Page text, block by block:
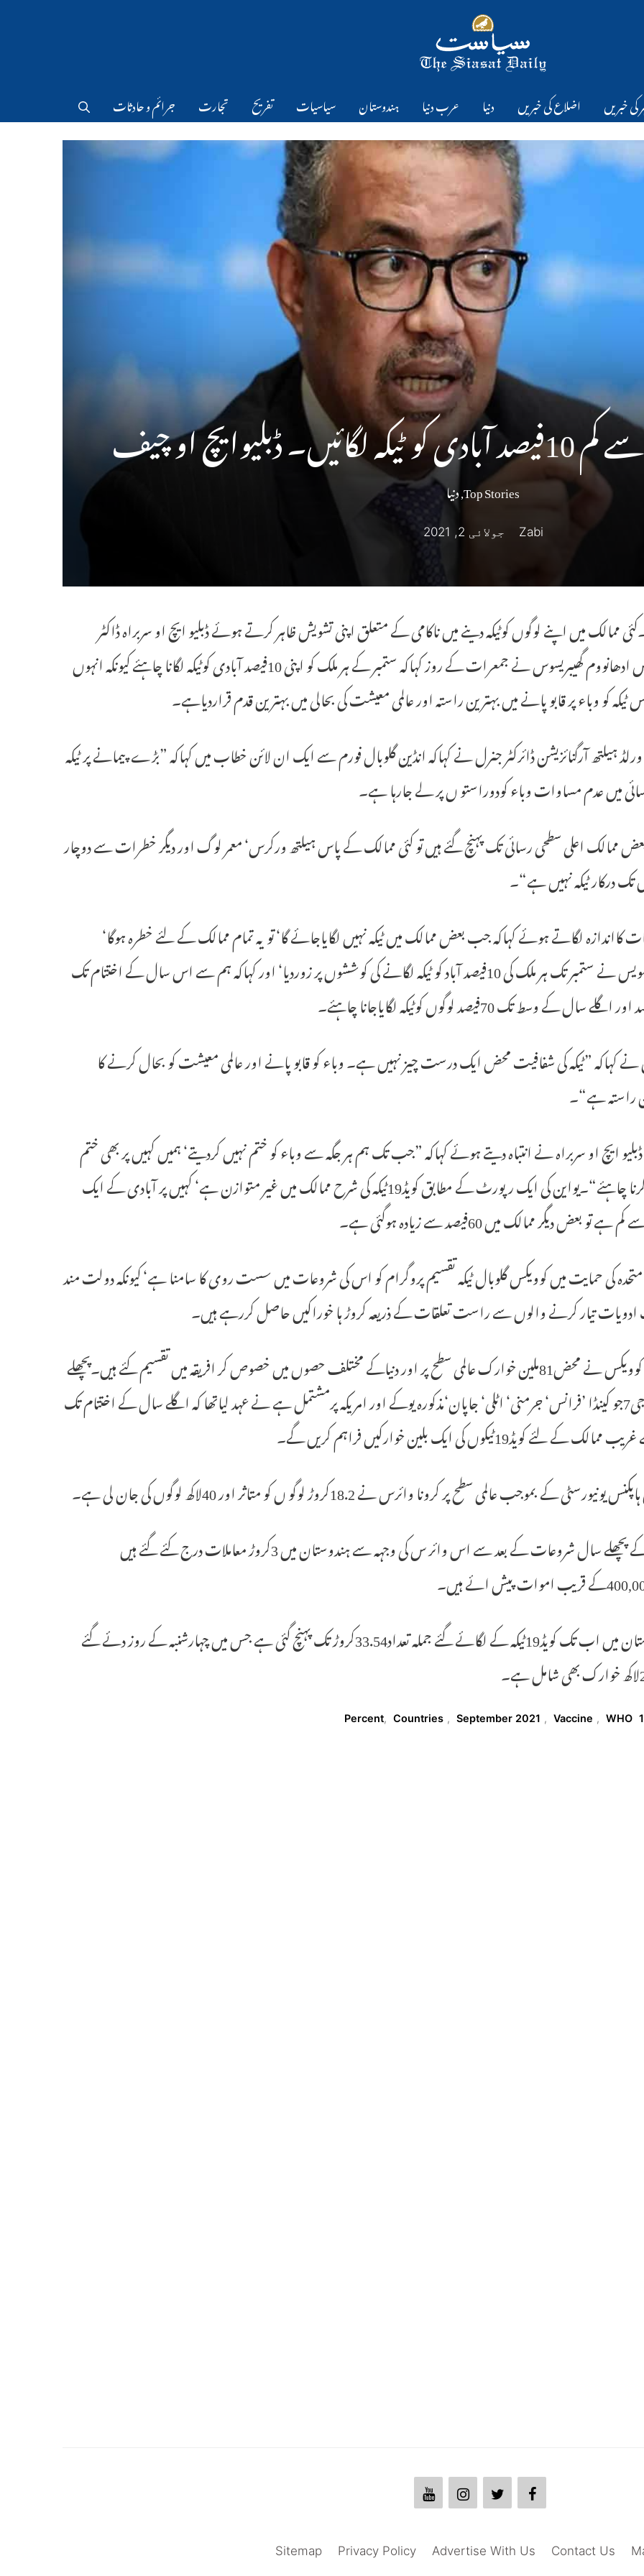
کی خبریں اضلاع کی خبریں دنیا عرب دنیا ہندوستان سیاسیات تفریح تجارت جرائم و حادثات
او چیف
Top Stories
,دنیا
Zabi جولائی 2, 2021
ممالک میں اپنے لوگوں کوٹیکہ دینے میں ناکامی کے متعلق اپنی تشویش ظاہر کرتے ہوئے ڈبلیو ایچ او سربراہ ڈاکٹر
ٹیڈروس ادھانووم گھیبریسوس نے جمعرات کے روز کہاکہ ستمبر کے ہر ملک کو اپنی 10فیصد آبادی کوٹیکہ لگانا چاہئے کیونکہ انہوں
کو وباء پر قابو پانے میں بہترین راستہ اور عالمی معیشت کی بحالی میں بہترین قدم قراردیاہے۔
ورلڈ ہیلتھ آرگنائزیشن ڈائرکٹر جنرل نے کہاکہ انڈین گلوبال فورم سے ایک ان لائن خطاب میں کہاکہ ”بڑے پیمانے پر ٹیکہ
میں عدم مساوات وباء کودوراستو ں پر لے جارہا ہے۔
ممالک اعلی سطحی رسائی تک پہنچ گئے ہیں تو کئی ممالک کے پاس ہیلتھ ورکرس‘ معمر لوگ اور دیگر خطرات سے دوچار
درکار ٹیکہ نہیں ہے“۔
کااندازہ لگاتے ہوئے کہاکہ جب بعض ممالک میں ٹیکہ نہیں لگایاجائے گا‘ تو یہ تمام ممالک کے لئے خطرہ ہوگا‘
گھیبریسویس نے ستمبر تک ہر ملک کی 10فیصد آباد کو ٹیکہ لگانے کی کوششوں پر زوردیا‘ اور کہاکہ ہم سے اس سال کے اختتام تک
کہاکہ ”ٹیکہ کی شفافیت محض ایک درست چیز نہیں ہے۔ وباء کو قابو پانے اور عالمی معیشت کو بحال کرنے کا
راستہ ہے“۔
ڈبلیو ایچ او سربراہ نے انتباہ دیتے ہوئے کہاکہ ”جب تک ہم ہر جگہ سے وباء کو ختم نہیں کردیتے‘ ہمیں کہیں پر بھی ختم
نہیں کرنا چاہئے“۔یواین کی ایک رپورٹ کے مطابق کویڈ19ٹیکہ کی شرح ممالک میں غیر متوازن ہے‘ کہیں پر آبادی کے ایک
تو بعض دیگر ممالک میں 60فیصد سے زیادہ ہوگئی ہے۔
کی حمایت میں کوویکس گلوبال ٹیکہ تقسیم پروگرام کو اس کی شروعات میں سست روی کا سامنا ہے‘ کیونکہ دولت مند
تیار کرنے والوں سے راست تعلقات کے ذریعہ کروڑ ہا خوراکیں حاصل کررہے ہیں۔
مذکورہ کوویکس نے محض81ملین خوارک عالمی سطح پر اور دنیاکے مختلف حصوں میں خصوص کر افریقہ میں تقسیم کئے ہیں۔پچھلے
سال جی7جو کینڈا ’فرانس‘ جرمنی‘ اٹلی‘ جاپان‘مذکورہ یوکے اور امریکہ پرمشتمل ہے نے عہد لیاتھا کہ اگلے سال کے اختتام تک
کے لئے کویڈ19ٹیکوں کی ایک بلین خوارکیں فراہم کریں گے۔
کے بموجب عالمی سطح پر کرونا وائرس نے 18.2کروڑ لوگو ں کو متاثر اور 40لاکھ لوگوں کی جان لی ہے۔
وباء کے پچھلے سال شروعات کے بعد سے اس وائر س کی وجہہ سے ہندوستان میں 3کروڑ معاملات درج کئے گئے ہیں
ہندوستان میں اب تک کویڈ19ٹیکہ کے لگائے گئے جملہ تعداد33.54کروڑ تک پہنچ گئی ہے جس میں چہارشنبہ کے روز دئے گئے
10
, Countries , September 2021 , Vaccine , WHO
Contact Us
Advertise With Us
Privacy Policy
Sitemap